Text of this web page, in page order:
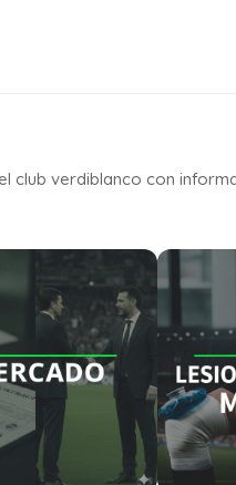
club verdiblanco con